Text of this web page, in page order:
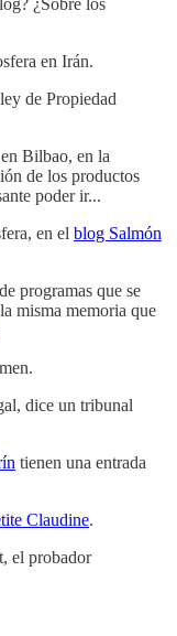
en Irán.
de Propiedad
Bilbao, en la
de los productos
poder ir...
en el blog Salmón
programas que se
misma memoria que
dice un tribunal
tienen una entrada
Claudine.
el probador